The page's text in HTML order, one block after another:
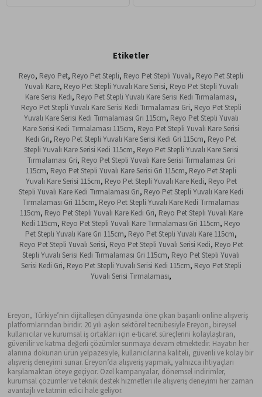
Etiketler
Reyo, Reyo Pet, Reyo Pet Stepli, Reyo Pet Stepli Yuvalı, Reyo Pet Stepli
Yuvalı Kare, Reyo Pet Stepli Yuvalı Kare Serisi, Reyo Pet Stepli Yuvalı
Kare Serisi Kedi, Reyo Pet Stepli Yuvalı Kare Serisi Kedi Tırmalaması,
Reyo Pet Stepli Yuvalı Kare Serisi Kedi Tırmalaması Gri, Reyo Pet Stepli
Yuvalı Kare Serisi Kedi Tırmalaması Gri 115cm, Reyo Pet Stepli Yuvalı
Kare Serisi Kedi Tırmalaması 115cm, Reyo Pet Stepli Yuvalı Kare Serisi
Kedi Gri, Reyo Pet Stepli Yuvalı Kare Serisi Kedi Gri 115cm, Reyo Pet
Stepli Yuvalı Kare Serisi Kedi 115cm, Reyo Pet Stepli Yuvalı Kare Serisi
Tırmalaması Gri, Reyo Pet Stepli Yuvalı Kare Serisi Tırmalaması Gri
115cm, Reyo Pet Stepli Yuvalı Kare Serisi Gri 115cm, Reyo Pet Stepli
Yuvalı Kare Serisi 115cm, Reyo Pet Stepli Yuvalı Kare Kedi, Reyo Pet
Stepli Yuvalı Kare Kedi Tırmalaması Gri, Reyo Pet Stepli Yuvalı Kare Kedi
Tırmalaması Gri 115cm, Reyo Pet Stepli Yuvalı Kare Kedi Tırmalaması
115cm, Reyo Pet Stepli Yuvalı Kare Kedi Gri, Reyo Pet Stepli Yuvalı Kare
Kedi 115cm, Reyo Pet Stepli Yuvalı Kare Tırmalaması Gri 115cm, Reyo
Pet Stepli Yuvalı Kare Gri 115cm, Reyo Pet Stepli Yuvalı Kare 115cm,
Reyo Pet Stepli Yuvalı Serisi, Reyo Pet Stepli Yuvalı Serisi Kedi, Reyo Pet
Stepli Yuvalı Serisi Kedi Tırmalaması Gri 115cm, Reyo Pet Stepli Yuvalı
Serisi Kedi Gri, Reyo Pet Stepli Yuvalı Serisi Kedi 115cm, Reyo Pet Stepli
Yuvalı Serisi Tırmalaması,
Ereyon, Türkiye’nin dijitalleşen dünyasında öne çıkan başarılı online alışveriş
platformlarından biridir. 20 yılı aşkın sektörel tecrübesiyle Ereyon, bireysel
kullanıcılar ve kurumsal iş ortakları için e-ticaret süreçlerini kolaylaştıran,
güvenilir ve katma değerli çözümler sunmaya devam etmektedir. Hayatın her
alanına dokunan ürün yelpazesiyle, kullanıcılarına kaliteli, güvenli ve kolay bir
alışveriş deneyimi sunar. Ereyon’da alışveriş yapmak, yalnızca ihtiyaçları
karşılamaktan öteye geçiyor. Özel kampanyalar, dönemsel indirimler,
kurumsal çözümler ve teknik destek hizmetleri ile alışveriş deneyimi her zaman
avantajlı ve tatmin edici hale geliyor.